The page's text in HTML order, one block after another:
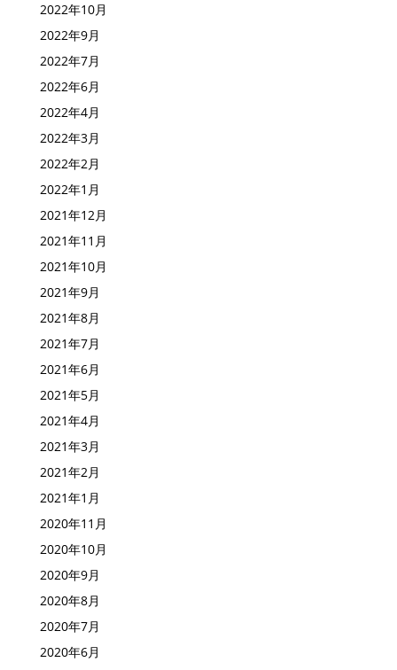
2022年11月
2022年10月
2022年9月
2022年7月
2022年6月
2022年4月
2022年3月
2022年2月
2022年1月
2021年12月
2021年11月
2021年10月
2021年9月
2021年8月
2021年7月
2021年6月
2021年5月
2021年4月
2021年3月
2021年2月
2021年1月
2020年11月
2020年10月
2020年9月
2020年8月
2020年7月